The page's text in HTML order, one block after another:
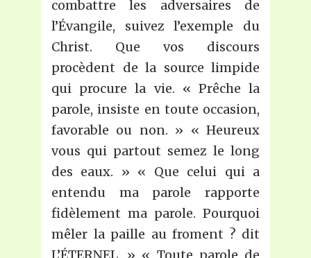
combattre les adversaires de
l’Évangile, suivez l’exemple du
Christ. Que vos discours
procèdent de la source limpide
qui procure la vie. « Prêche la
parole, insiste en toute occasion,
favorable ou non. » « Heureux
vous qui partout semez le long
des eaux. » « Que celui qui a
entendu ma parole rapporte
fidèlement ma parole. Pourquoi
mêler la paille au froment ? dit